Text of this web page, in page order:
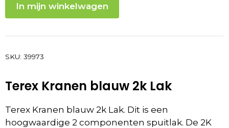
In mijn winkelwagen
SKU: 39973
Terex Kranen blauw 2k Lak
Terex Kranen blauw 2k Lak. Dit is een
hoogwaardige 2 componenten spuitlak. De 2K